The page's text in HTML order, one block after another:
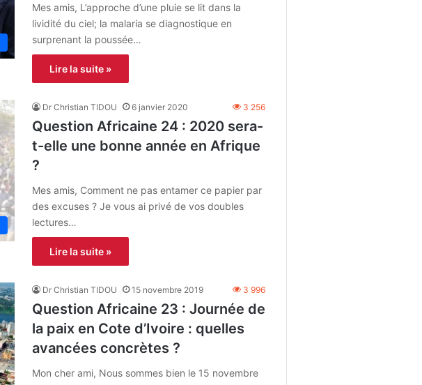
Mes amis, L’approche d’une pluie se lit dans la
lividité du ciel; la malaria se diagnostique en
surprenant la poussée…
Lire la suite »
Dr Christian TIDOU 6 janvier 2020 3 256
Question Africaine 24 : 2020 sera-
t-elle une bonne année en Afrique
?
Mes amis, Comment ne pas entamer ce papier par
des excuses ? Je vous ai privé de vos doubles
lectures…
Lire la suite »
Dr Christian TIDOU 15 novembre 2019 3 996
Question Africaine 23 : Journée de
la paix en Cote d’Ivoire : quelles
avancées concrètes ?
Mon cher ami, Nous sommes bien le 15 novembre